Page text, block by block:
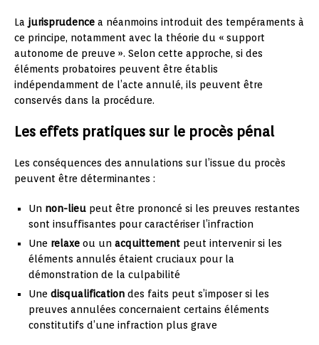
La jurisprudence a néanmoins introduit des tempéraments à
ce principe, notamment avec la théorie du « support
autonome de preuve ». Selon cette approche, si des
éléments probatoires peuvent être établis
indépendamment de l’acte annulé, ils peuvent être
conservés dans la procédure.
Les effets pratiques sur le procès pénal
Les conséquences des annulations sur l’issue du procès
peuvent être déterminantes :
Un non-lieu peut être prononcé si les preuves restantes
sont insuffisantes pour caractériser l’infraction
Une relaxe ou un acquittement peut intervenir si les
éléments annulés étaient cruciaux pour la
démonstration de la culpabilité
Une disqualification des faits peut s’imposer si les
preuves annulées concernaient certains éléments
constitutifs d’une infraction plus grave